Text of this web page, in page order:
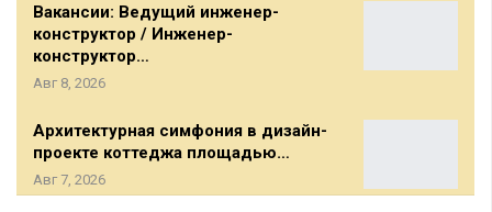
Вакансии: Ведущий инженер-
конструктор / Инженер-
конструктор…
Авг 8, 2026
Архитектурная симфония в дизайн-
проекте коттеджа площадью…
Авг 7, 2026